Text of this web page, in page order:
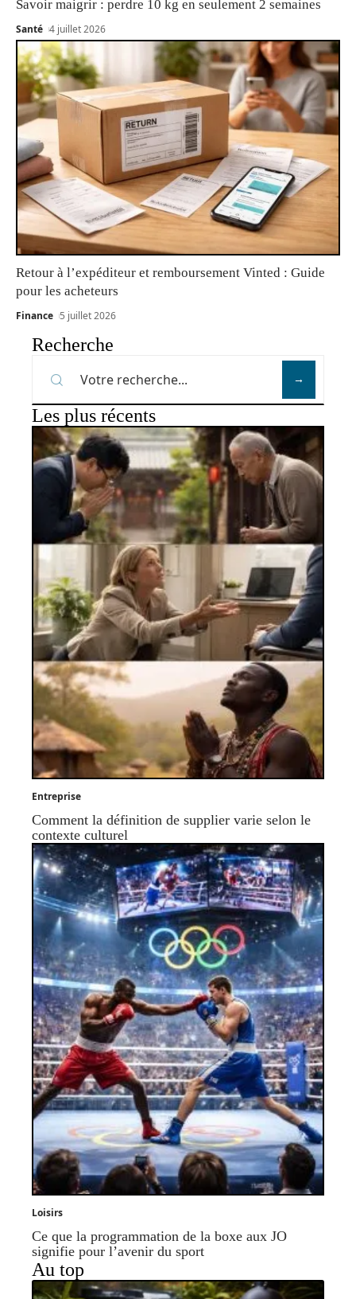
Savoir maigrir : perdre 10 kg en seulement 2 semaines
Santé 4 juillet 2026
Retour à l’expéditeur et remboursement Vinted : Guide
pour les acheteurs
Finance 5 juillet 2026
Recherche
Les plus récents
Entreprise
Comment la définition de supplier varie selon le
contexte culturel
Loisirs
Ce que la programmation de la boxe aux JO
signifie pour l’avenir du sport
Au top